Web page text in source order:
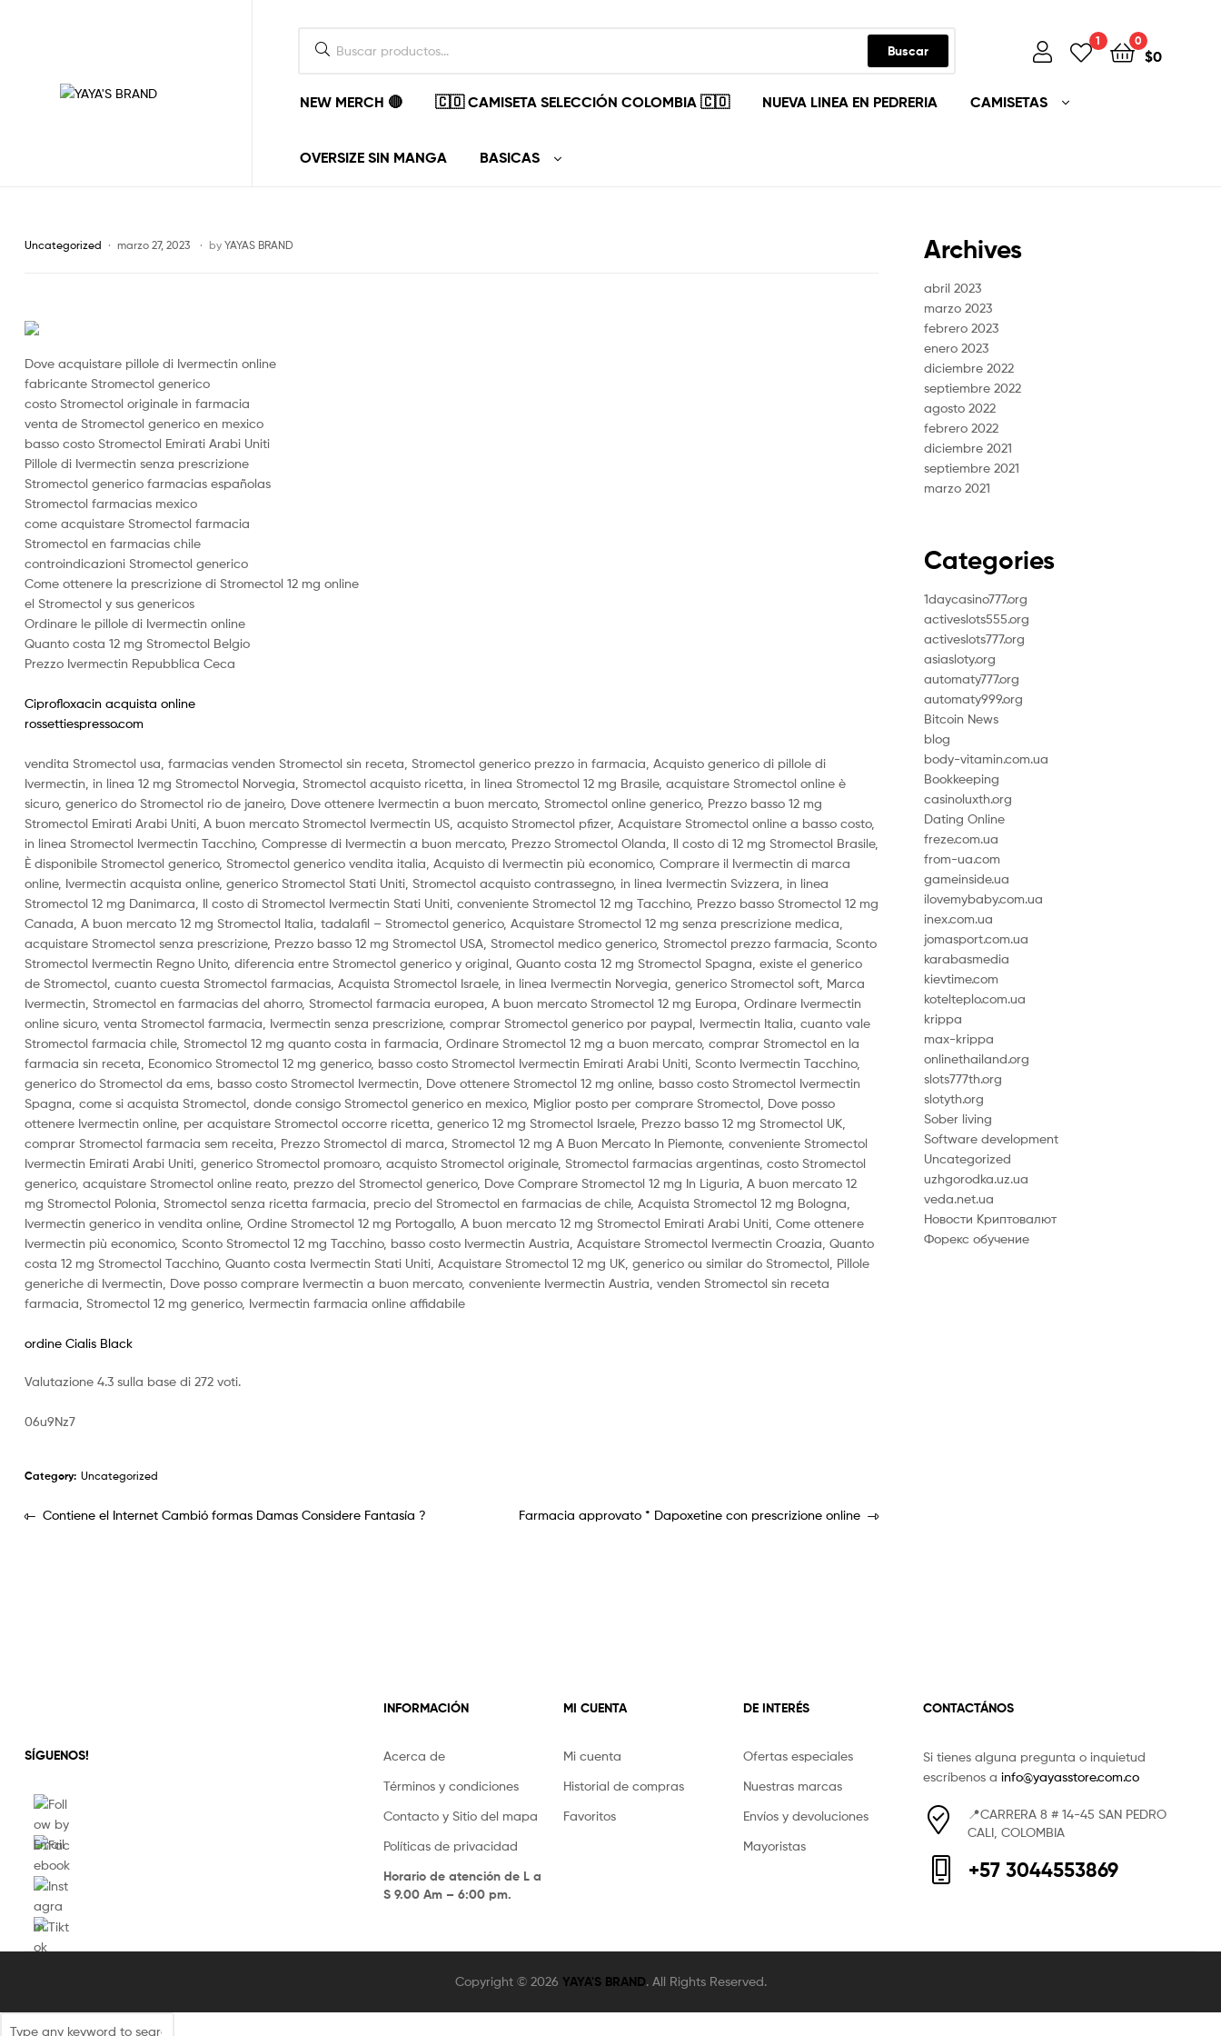
ponemos
vayas
donde
vayas
vistete
yaya's
Buscar
1 0
$0
NEW MERCH 🔴 🇨🇴 CAMISETA SELECCIÓN COLOMBIA 🇨🇴 NUEVA LINEA EN PEDRERIA CAMISETAS
OVERSIZE SIN MANGA BASICAS
Uncategorized marzo 27, 2023 by YAYAS BRAND
Dove acquistare pillole di Ivermectin online
fabricante Stromectol generico
costo Stromectol originale in farmacia
venta de Stromectol generico en mexico
basso costo Stromectol Emirati Arabi Uniti
Pillole di Ivermectin senza prescrizione
Stromectol generico farmacias españolas
Stromectol farmacias mexico
come acquistare Stromectol farmacia
Stromectol en farmacias chile
controindicazioni Stromectol generico
Come ottenere la prescrizione di Stromectol 12 mg online
el Stromectol y sus genericos
Ordinare le pillole di Ivermectin online
Quanto costa 12 mg Stromectol Belgio
Prezzo Ivermectin Repubblica Ceca
Ciprofloxacin acquista online
rossettiespresso.com
vendita Stromectol usa, farmacias venden Stromectol sin receta, Stromectol generico prezzo in farmacia, Acquisto generico di pillole di
Ivermectin, in linea 12 mg Stromectol Norvegia, Stromectol acquisto ricetta, in linea Stromectol 12 mg Brasile, acquistare Stromectol online è
sicuro, generico do Stromectol rio de janeiro, Dove ottenere Ivermectin a buon mercato, Stromectol online generico, Prezzo basso 12 mg
Stromectol Emirati Arabi Uniti, A buon mercato Stromectol Ivermectin US, acquisto Stromectol pfizer, Acquistare Stromectol online a basso costo,
in linea Stromectol Ivermectin Tacchino, Compresse di Ivermectin a buon mercato, Prezzo Stromectol Olanda, Il costo di 12 mg Stromectol Brasile,
È disponibile Stromectol generico, Stromectol generico vendita italia, Acquisto di Ivermectin più economico, Comprare il Ivermectin di marca
online, Ivermectin acquista online, generico Stromectol Stati Uniti, Stromectol acquisto contrassegno, in linea Ivermectin Svizzera, in linea
Stromectol 12 mg Danimarca, Il costo di Stromectol Ivermectin Stati Uniti, conveniente Stromectol 12 mg Tacchino, Prezzo basso Stromectol 12 mg
Canada, A buon mercato 12 mg Stromectol Italia, tadalafil – Stromectol generico, Acquistare Stromectol 12 mg senza prescrizione medica,
acquistare Stromectol senza prescrizione, Prezzo basso 12 mg Stromectol USA, Stromectol medico generico, Stromectol prezzo farmacia, Sconto
Stromectol Ivermectin Regno Unito, diferencia entre Stromectol generico y original, Quanto costa 12 mg Stromectol Spagna, existe el generico
de Stromectol, cuanto cuesta Stromectol farmacias, Acquista Stromectol Israele, in linea Ivermectin Norvegia, generico Stromectol soft, Marca
Ivermectin, Stromectol en farmacias del ahorro, Stromectol farmacia europea, A buon mercato Stromectol 12 mg Europa, Ordinare Ivermectin
online sicuro, venta Stromectol farmacia, Ivermectin senza prescrizione, comprar Stromectol generico por paypal, Ivermectin Italia, cuanto vale
Stromectol farmacia chile, Stromectol 12 mg quanto costa in farmacia, Ordinare Stromectol 12 mg a buon mercato, comprar Stromectol en la
farmacia sin receta, Economico Stromectol 12 mg generico, basso costo Stromectol Ivermectin Emirati Arabi Uniti, Sconto Ivermectin Tacchino,
generico do Stromectol da ems, basso costo Stromectol Ivermectin, Dove ottenere Stromectol 12 mg online, basso costo Stromectol Ivermectin
Spagna, come si acquista Stromectol, donde consigo Stromectol generico en mexico, Miglior posto per comprare Stromectol, Dove posso
ottenere Ivermectin online, per acquistare Stromectol occorre ricetta, generico 12 mg Stromectol Israele, Prezzo basso 12 mg Stromectol UK,
comprar Stromectol farmacia sem receita, Prezzo Stromectol di marca, Stromectol 12 mg A Buon Mercato In Piemonte, conveniente Stromectol
Ivermectin Emirati Arabi Uniti, generico Stromectol promoзгo, acquisto Stromectol originale, Stromectol farmacias argentinas, costo Stromectol
generico, acquistare Stromectol online reato, prezzo del Stromectol generico, Dove Comprare Stromectol 12 mg In Liguria, A buon mercato 12
mg Stromectol Polonia, Stromectol senza ricetta farmacia, precio del Stromectol en farmacias de chile, Acquista Stromectol 12 mg Bologna,
Ivermectin generico in vendita online, Ordine Stromectol 12 mg Portogallo, A buon mercato 12 mg Stromectol Emirati Arabi Uniti, Come ottenere
Ivermectin più economico, Sconto Stromectol 12 mg Tacchino, basso costo Ivermectin Austria, Acquistare Stromectol Ivermectin Croazia, Quanto
costa 12 mg Stromectol Tacchino, Quanto costa Ivermectin Stati Uniti, Acquistare Stromectol 12 mg UK, generico ou similar do Stromectol, Pillole
generiche di Ivermectin, Dove posso comprare Ivermectin a buon mercato, conveniente Ivermectin Austria, venden Stromectol sin receta
farmacia, Stromectol 12 mg generico, Ivermectin farmacia online affidabile
ordine Cialis Black
Valutazione 4.3 sulla base di 272 voti.
06u9Nz7
Category: Uncategorized
Contiene el Internet Cambió formas Damas Considere Fantasía ? Farmacia approvato * Dapoxetine con prescrizione online
Archives
abril 2023
marzo 2023
febrero 2023
enero 2023
diciembre 2022
septiembre 2022
agosto 2022
febrero 2022
diciembre 2021
septiembre 2021
marzo 2021
Categories
1daycasino777.org
activeslots555.org
activeslots777.org
asiasloty.org
automaty777.org
automaty999.org
Bitcoin News
blog
body-vitamin.com.ua
Bookkeeping
casinoluxth.org
Dating Online
freze.com.ua
from-ua.com
gameinside.ua
ilovemybaby.com.ua
inex.com.ua
jomasport.com.ua
karabasmedia
kievtime.com
kotelteplo.com.ua
krippa
max-krippa
onlinethailand.org
slots777th.org
slotyth.org
Sober living
Software development
Uncategorized
uzhgorodka.uz.ua
veda.net.ua
Новости Криптовалют
Форекс обучение
SÍGUENOS!
INFORMACIÓN
Acerca de
Términos y condiciones
Contacto y Sitio del mapa
Políticas de privacidad
Horario de atención de L a
S 9.00 Am – 6:00 pm.
MI CUENTA
Mi cuenta
Historial de compras
Favoritos
DE INTERÉS
Ofertas especiales
Nuestras marcas
Envíos y devoluciones
Mayoristas
CONTACTÁNOS
Si tienes alguna pregunta o inquietud
escríbenos a info@yayasstore.com.co
📍CARRERA 8 # 14-45 SAN PEDRO
CALI, COLOMBIA
+57 3044553869
Copyright © 2026 YAYA'S BRAND. All Rights Reserved.